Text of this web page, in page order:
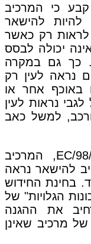
כי המרכיב
להיות להישאר
לראות רק כאשר
יכולה לבסס
כך גם במקרה
נראה לעין רק
באוכף אחר או
נראות לעין
למשל כאב
על פי סעיף (3)3 להוראה 98/71/EC, המרכיב
להישאר נראה
בחינת החידוש
הגלויות" של
את ההגנה
של מרכיב שאינן